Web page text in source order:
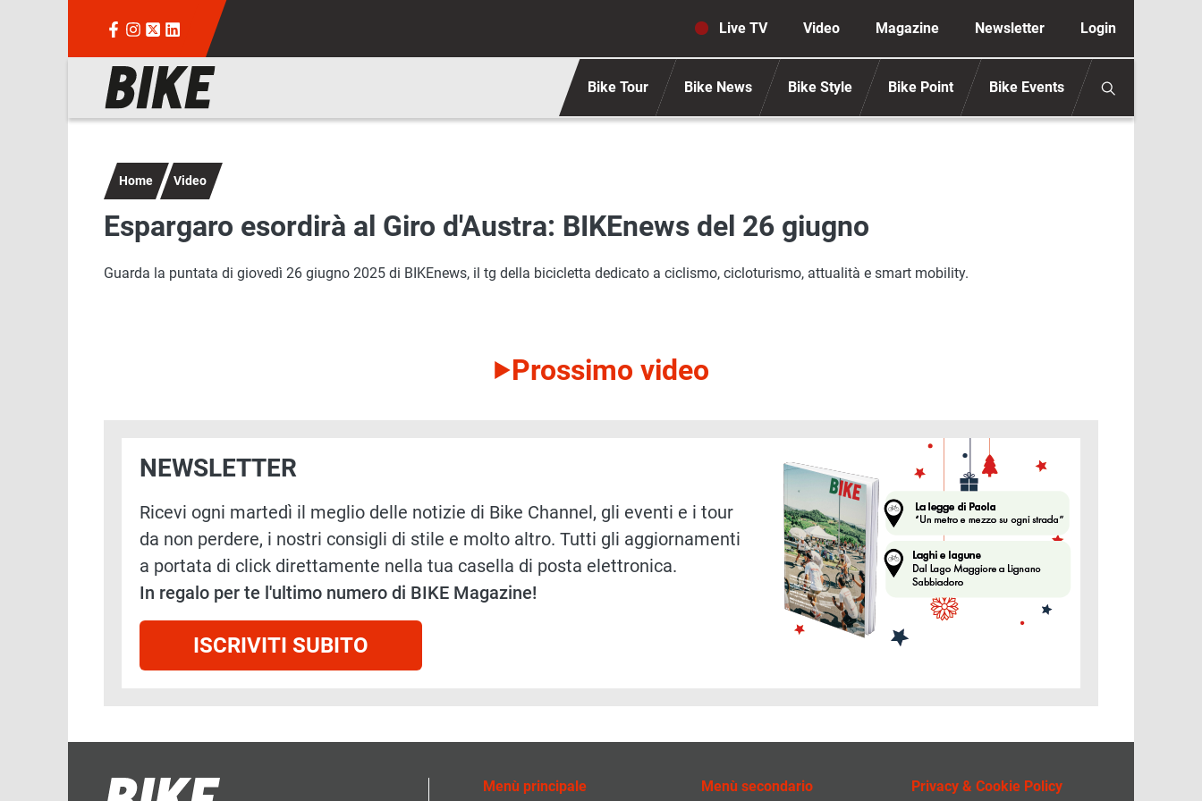
Navigazione secondaria anonimo
Live TV Video Magazine Newsletter Login
Navigazione principale Bike Tour Bike News Bike Style Bike Point Bike Events
Home Video
Espargaro esordirà al Giro d'Austra: BIKEnews del 26 giugno
Guarda la puntata di giovedì 26 giugno 2025 di BIKEnews, il tg della bicicletta dedicato a ciclismo, cicloturismo, attualità e smart mobility.
Prossimo video
NEWSLETTER
Ricevi ogni martedì il meglio delle notizie di Bike Channel, gli eventi e i tour
da non perdere, i nostri consigli di stile e molto altro. Tutti gli aggiornamenti
a portata di click direttamente nella tua casella di posta elettronica.
In regalo per te l'ultimo numero di BIKE Magazine!
ISCRIVITI SUBITO
Menù principale Menù secondario Privacy & Cookie Policy